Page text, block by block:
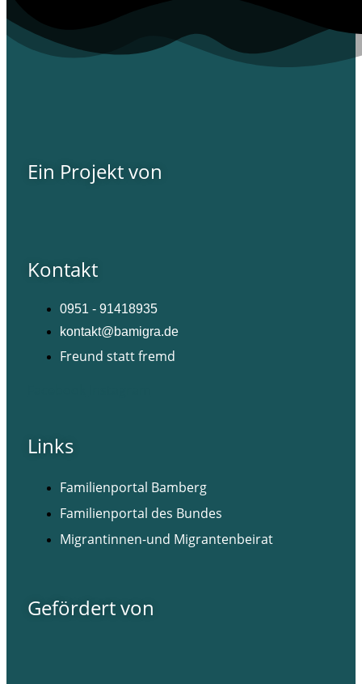
Ein Projekt von
Kontakt
0951 - 91418935
kontakt@bamigra.de
Freund statt fremd
Links
Familienportal Bamberg
Familienportal des Bundes
Migrantinnen-und Migrantenbeirat
Gefördert von